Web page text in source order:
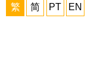
繁
简 PT EN